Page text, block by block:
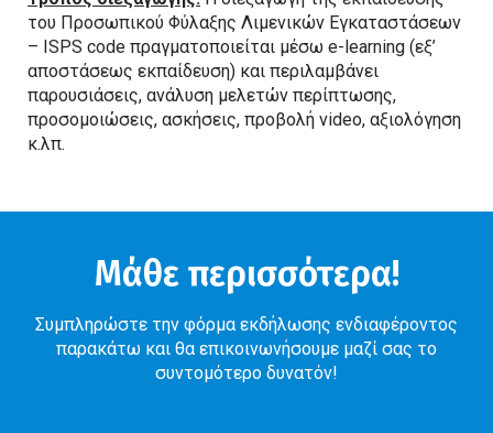
του Προσωπικού Φύλαξης Λιμενικών Εγκαταστάσεων
– ISPS code πραγματοποιείται μέσω e-learning (εξ’
αποστάσεως εκπαίδευση) και περιλαμβάνει
παρουσιάσεις, ανάλυση μελετών περίπτωσης,
προσομοιώσεις, ασκήσεις, προβολή videο, αξιολόγηση
κ.λπ.
Μάθε περισσότερα!
Συμπληρώστε την φόρμα εκδήλωσης ενδιαφέροντος
παρακάτω και θα επικοινωνήσουμε μαζί σας το
συντομότερο δυνατόν!